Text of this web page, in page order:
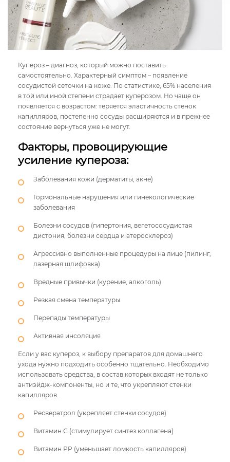
Купероз – диагноз, который можно поставить
самостоятельно. Характерный симптом – появление
сосудистой сеточки на коже. По статистике, 65% населения
в той или иной степени страдает куперозом. Но чаще он
появляется с возрастом: теряется эластичность стенок
капилляров, постепенно сосуды расширяются и в прежнее
состояние вернуться уже не могут.
Факторы, провоцирующие
усиление купероза:
Заболевания кожи (дерматиты, акне)
Гормональные нарушения или гинекологические
заболевания
Болезни сосудов (гипертония, вегетососудистая
дистония, болезни сердца и атеросклероз)
Агрессивно выполненные процедуры на лице (пилинг,
лазерная шлифовка)
Вредные привычки (курение, алкоголь)
Резкая смена температуры
Перепады температуры
Активная инсоляция
Если у вас купероз, к выбору препаратов для домашнего
ухода нужно подходить особенно тщательно. Необходимо
использовать средства, в состав которых входят не только
антиэйдж-компоненты, но и те, что укрепляют стенки
капилляров.
Ресвератрол (укрепляет стенки сосудов)
Витамин С (стимулирует синтез коллагена)
Витамин РP (уменьшает ломкость капилляров)